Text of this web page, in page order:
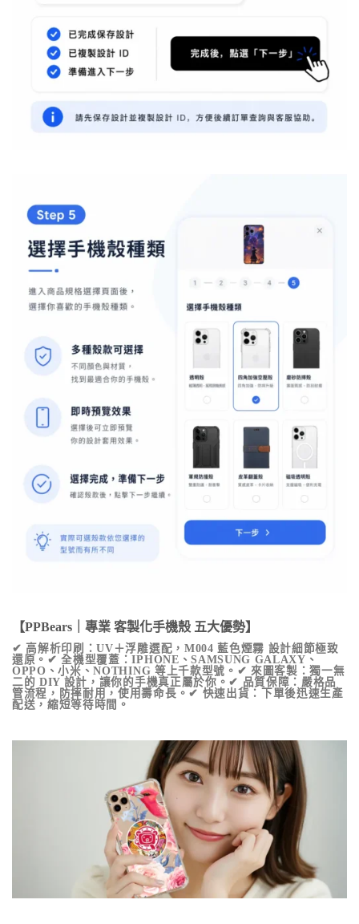
【PPBears｜專業 客製化手機殼 五大優勢】
✔ 高解析印刷：UV＋浮雕選配， M004 藍色煙霧 設計細節極致
還原。✔ 全機型覆蓋：IPHONE、SAMSUNG GALAXY、
OPPO、小米、NOTHING 等上千款型號。✔ 來圖客製：獨一無
二的 DIY 設計，讓你的手機真正屬於你。✔ 品質保障：嚴格品
管流程，防摔耐用，使用壽命長。✔ 快速出貨：下單後迅速生產
配送，縮短等待時間。